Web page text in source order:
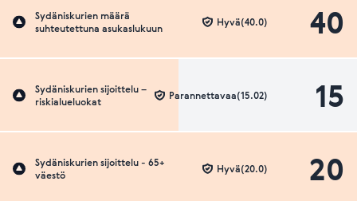
Sydäniskurien määrä
suhteutettuna asukaslukuun
40
Hyvä(40.0)
Sydäniskurien sijoittelu –
riskialueluokat
15
Parannettavaa(15.02)
Sydäniskurien sijoittelu - 65+
väestö
20
Hyvä(20.0)